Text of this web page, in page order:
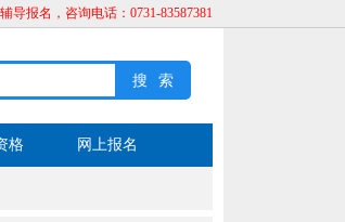
导报名，咨询电话：0731-83587381
格 网上报名